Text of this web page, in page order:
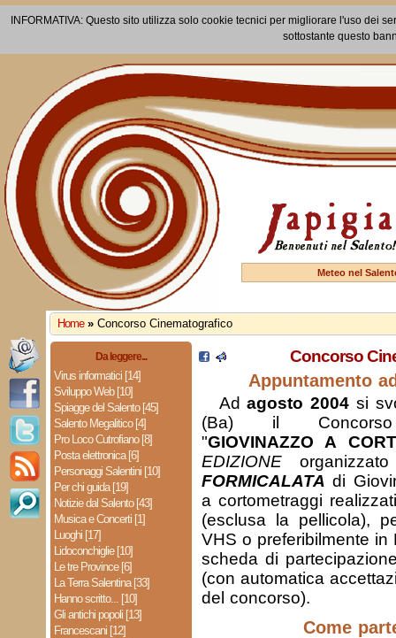
INFORMATIVA: Questo sito utilizza solo cookie tecnici per migliorare l'uso dei
sottostante questo
Meteo nel
Home » Concorso Cinematografico
Da leggere...
Virus informatici [14]
Sviluppo Web [10]
Spiagge del Salento [45]
Salento Megalitico [4]
Pro Loco Cutrofiano [8]
Posta elettronica [6]
Personaggi Salentini [10]
Per chi guida [19]
Notizie dal Salento [43]
Musica e Concerti [1]
Luoghi [17]
Lidoconchiglie [10]
Le tre Province [6]
La Terra Salentina [33]
Hanno scritto... [10]
Gli antichi popoli [13]
Francescani [12]
Concorso
Appuntamento
Adagosto 2004 si
(Ba) il Concorso
"GIOVINAZZO A
EDIZIONE
FORMICALATA di
a cortometraggi
(esclusa la pellicola),
VHS o preferibilmente in
scheda di
(con automatica
del concorso).
Come